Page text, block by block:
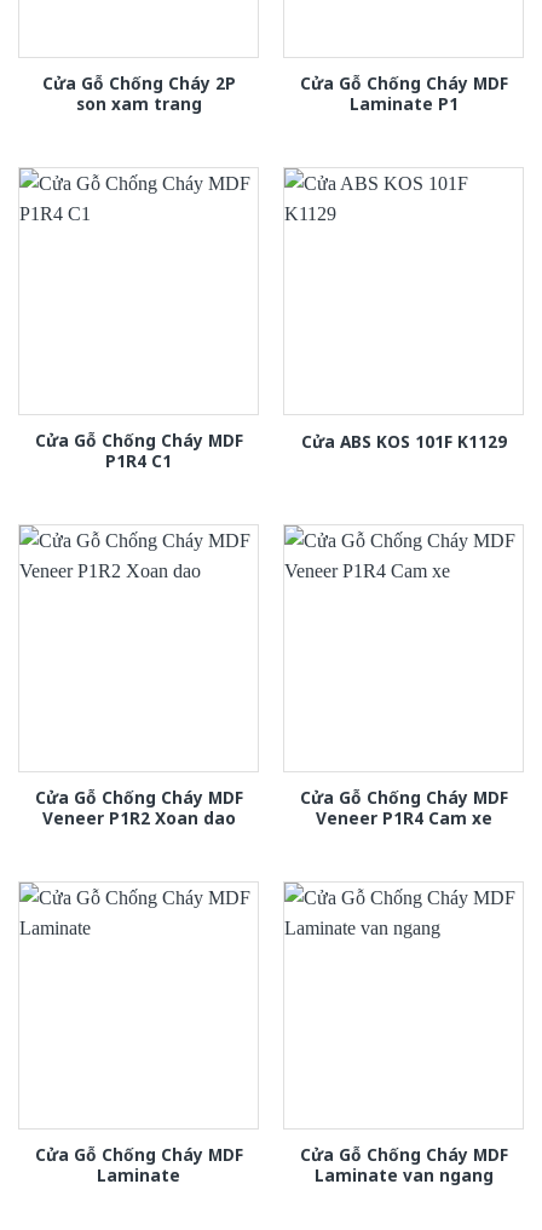
Cửa Gỗ Chống Cháy 2P
son xam trang
Cửa Gỗ Chống Cháy MDF
Laminate P1
Cửa Gỗ Chống Cháy MDF
P1R4 C1
Cửa ABS KOS 101F K1129
Cửa Gỗ Chống Cháy MDF
Veneer P1R2 Xoan dao
Cửa Gỗ Chống Cháy MDF
Veneer P1R4 Cam xe
Cửa Gỗ Chống Cháy MDF
Laminate
Cửa Gỗ Chống Cháy MDF
Laminate van ngang